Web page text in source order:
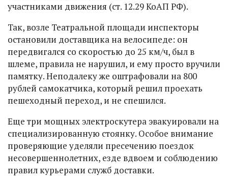
участниками движения (ст. 12.29 КоАП РФ).
Так, возле Театральной площади инспекторы
остановили доставщика на велосипеде: он
передвигался со скоростью до 25 км/ч, был в
шлеме, правила не нарушил, и ему просто вручили
памятку. Неподалеку же оштрафовали на 800
рублей самокатчика, который решил проехать
пешеходный переход, и не спешился.
Еще три мощных электроскутера эвакуировали на
специализированную стоянку. Особое внимание
проверяющие уделяли пресечению поездок
несовершеннолетних, езде вдвоем и соблюдению
правил курьерами служб доставки.